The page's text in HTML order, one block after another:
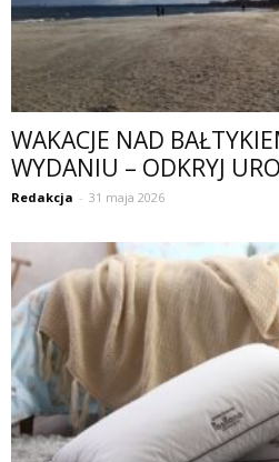
WAKACJE NAD
WYDANIU – ODKRYJ
Redakcja - 31 maja 2026